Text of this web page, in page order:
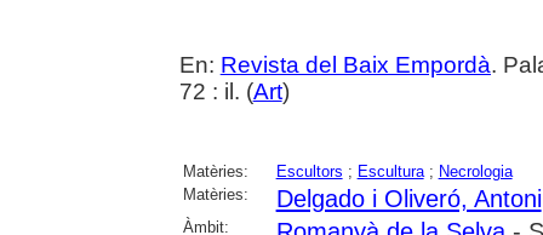
En: Revista del Baix Empordà.
72 : il. (Art)
Matèries: Escultors ; Escultura; Necrologia
Matèries:
Delgado i Oliveró, Antoni
Àmbit: